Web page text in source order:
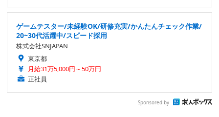
ゲームテスター/未経験OK/研修充実/かんたんチェック作業/
20~30代活躍中/スピード採用
株式会社SNJAPAN
東京都
月給31万5,000円～50万円
正社員
Sponsored by